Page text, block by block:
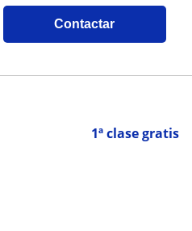
Contactar
1ª clase gratis